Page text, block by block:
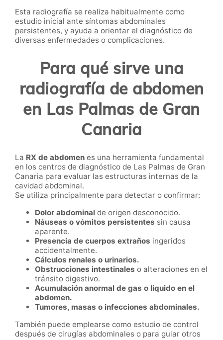
Esta radiografía se realiza habitualmente como
estudio inicial ante síntomas abdominales
persistentes, y ayuda a orientar el diagnóstico de
diversas enfermedades o complicaciones.
Para qué sirve una
radiografía de abdomen
en Las Palmas de Gran
Canaria
La RX de abdomen es una herramienta fundamental
en los centros de diagnóstico de Las Palmas de Gran
Canaria para evaluar las estructuras internas de la
cavidad abdominal.
Se utiliza principalmente para detectar o confirmar:
Dolor abdominal de origen desconocido.
Náuseas o vómitos persistentes sin causa
aparente.
Presencia de cuerpos extraños ingeridos
accidentalmente.
Cálculos renales o urinarios.
Obstrucciones intestinales o alteraciones en el
tránsito digestivo.
Acumulación anormal de gas o líquido en el
abdomen.
Tumores, masas o infecciones abdominales.
También puede emplearse como estudio de control
después de cirugías abdominales o para guiar otros